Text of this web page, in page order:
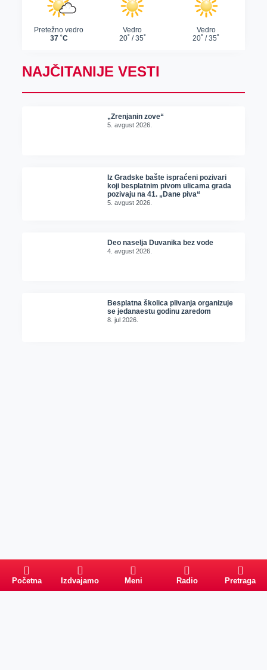
NAJČITANIJE VESTI
„Zrenjanin zove“
5. avgust 2026.
Iz Gradske bašte ispraćeni pozivari
koji besplatnim pivom ulicama grada
pozivaju na 41. „Dane piva“
5. avgust 2026.
Deo naselja Duvanika bez vode
4. avgust 2026.
Besplatna školica plivanja organizuje
se jedanaestu godinu zaredom
8. jul 2026.
Početna Izdvajamo Meni Radio Pretraga